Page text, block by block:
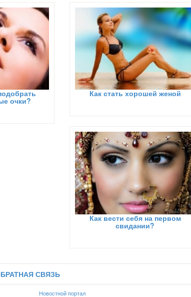
очки?
Как стать хорошей женой
Как вести себя на первом
свидании?
СВЯЗЬ
Новостной портал